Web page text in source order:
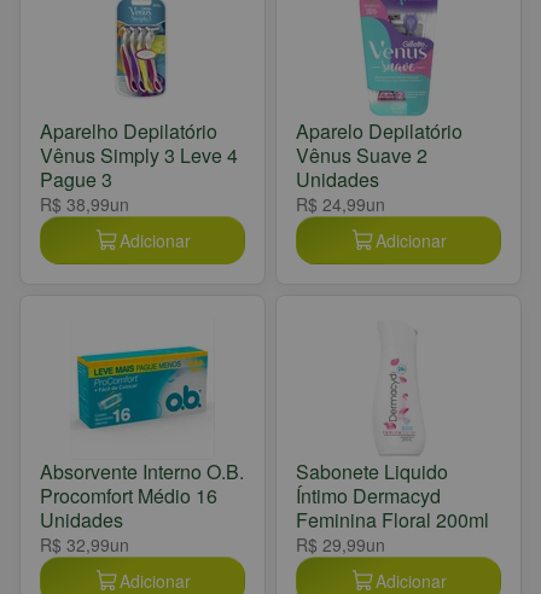
Aparelho Depilatório
Vênus Simply 3 Leve 4
Pague 3
R$ 38,99un
Adicionar
Aparelo Depilatório
Vênus Suave 2
Unidades
R$ 24,99un
Adicionar
Absorvente Interno O.B.
Procomfort Médio 16
Unidades
R$ 32,99un
Adicionar
Sabonete Liquido
Íntimo Dermacyd
Feminina Floral 200ml
R$ 29,99un
Adicionar